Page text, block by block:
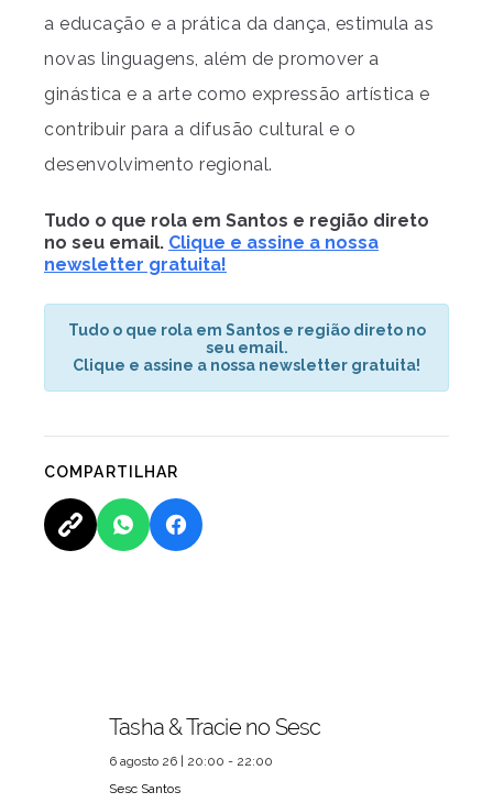
a educação e a prática da dança, estimula as
novas linguagens, além de promover a
ginástica e a arte como expressão artística e
contribuir para a difusão cultural e o
desenvolvimento regional.
Tudo o que rola em Santos e região direto
no seu email. Clique e assine a nossa
newsletter gratuita!
Tudo o que rola em Santos e região direto no
seu email.
Clique e assine a nossa newsletter gratuita!
COMPARTILHAR
Tasha & Tracie no Sesc
6 agosto 26 | 20:00 - 22:00
Sesc Santos